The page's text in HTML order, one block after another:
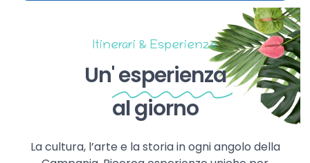
Itinerari & Esperienze
Un'esperienza
al giorno
La cultura, l’arte e la storia in ogni angolo della